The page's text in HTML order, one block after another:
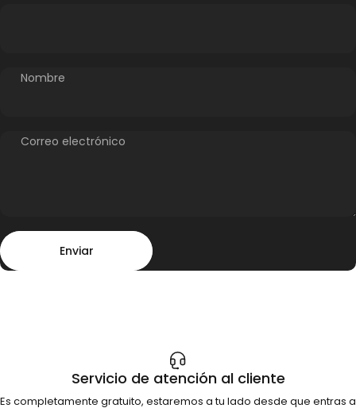
Daniel Murillo
Tylosaurus / Pteranodon 1:35 / Pintado a mano
Nombre
Correo electrónico
Enviar
Enviar
Servicio de atención al cliente
Es completamente gratuito, estaremos a tu lado desde que entras a